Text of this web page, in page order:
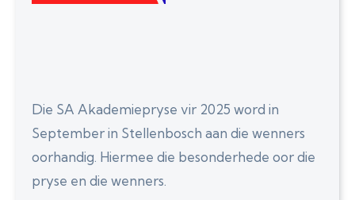
Die SA Akademiepryse vir 2025 word in
September in Stellenbosch aan die wenners
oorhandig. Hiermee die besonderhede oor die
pryse en die wenners.